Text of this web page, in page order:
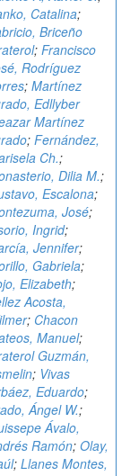
Catalina;
Briceño
; Francisco
Rodríguez
; Martínez
Edllyber
Martínez
; Fernández,
Ch.;
Dilia M.;
Escalona;
José;
Ingrid;
Jennifer;
Gabriela;
Elizabeth;
Acosta,
; Chacon
Manuel;
Guzmán,
; Vivas
Eduardo;
Ángel W.;
Ávalo,
Ramón; Olay,
; Llanes Montes,